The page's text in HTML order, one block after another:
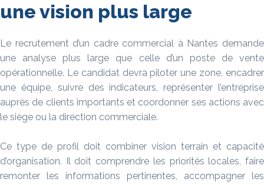
une vision plus large
Le recrutement d’un cadre commercial à Nantes demande
une analyse plus large que celle d’un poste de vente
opérationnelle. Le candidat devra piloter une zone, encadrer
une équipe, suivre des indicateurs, représenter l’entreprise
auprès de clients importants et coordonner ses actions avec
le siège ou la direction commerciale.
Ce type de profil doit combiner vision terrain et capacité
d’organisation. Il doit comprendre les priorités locales, faire
remonter les informations pertinentes, accompagner les